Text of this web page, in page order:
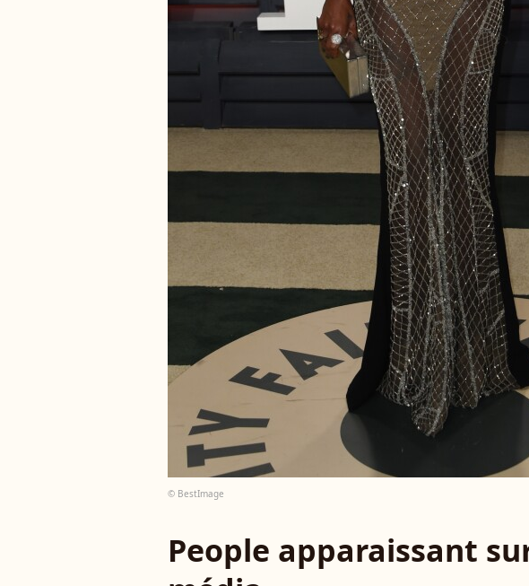
© BestImage
People apparaissant